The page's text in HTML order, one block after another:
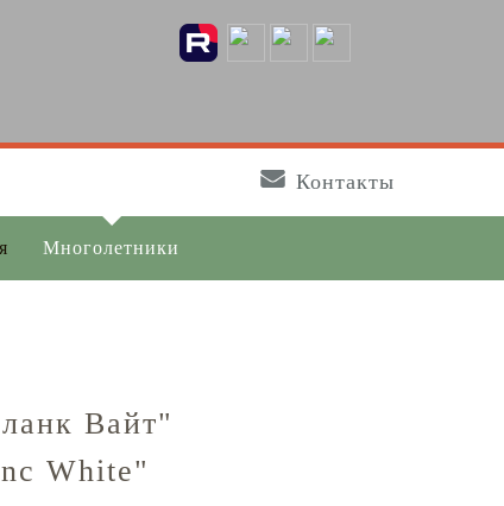
Контакты
Многолетники
Вайт"
White"